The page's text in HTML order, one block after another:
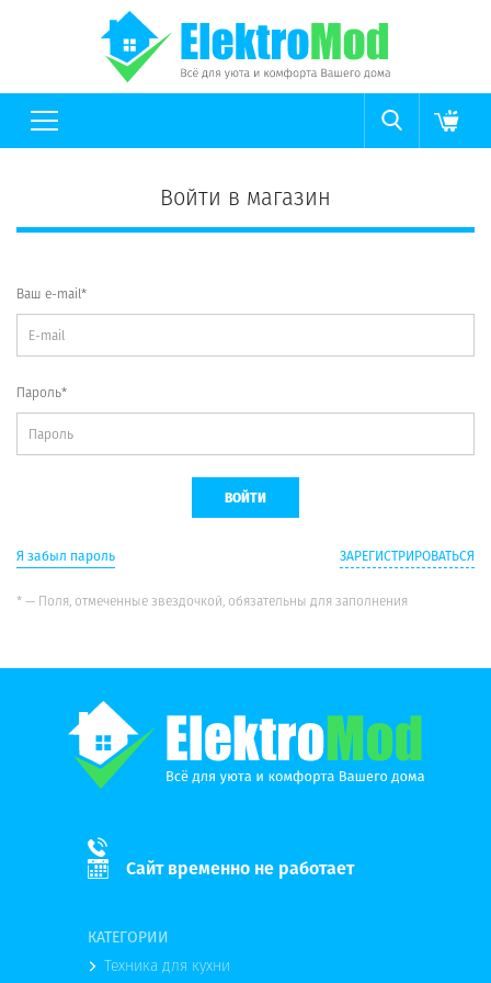
Войти в магазин
Ваш e-mail*
Пароль*
Я забыл пароль ЗАРЕГИСТРИРОВАТЬСЯ
* — Поля, отмеченные звездочкой, обязательны для заполнения
Сайт временно не работает
КАТЕГОРИИ
Техника для кухни